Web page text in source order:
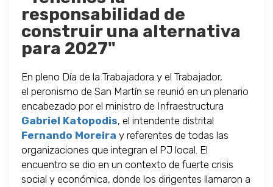
responsabilidad de
construir una alternativa
para 2027"
En pleno Día de la Trabajadora y el Trabajador,
el peronismo de San Martín se reunió en un plenario
encabezado por el ministro de Infraestructura
Gabriel Katopodis, el intendente distrital
Fernando Moreira y referentes de todas las
organizaciones que integran el PJ local. El
encuentro se dio en un contexto de fuerte crisis
social y económica, donde los dirigentes llamaron a